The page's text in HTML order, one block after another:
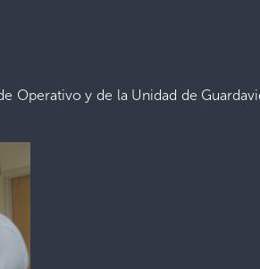
Operativo y de la Unidad de